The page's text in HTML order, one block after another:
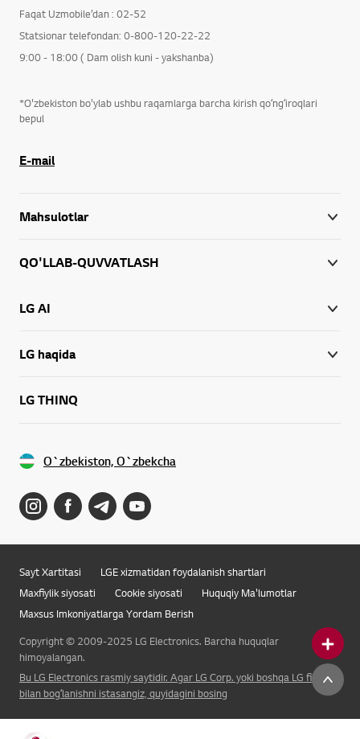
Faqat Uzmobile’dan : 02-52
Statsionar telefondan: 0-800-120-22-22
9:00 - 18:00 ( Dam olish kuni - yakshanba)
*O'zbekiston bo'ylab ushbu raqamlarga barcha kirish qoʻngʻiroqlari
bepul
E-mail
Mahsulotlar
QO'LLAB-QUVVATLASH
LG AI
LG haqida
LG THINQ
O`zbekiston, O`zbekcha
Sayt Xartitasi
LGE xizmatidan foydalanish shartlari
Maxfiylik siyosati
Cookie siyosati
Huquqiy Ma'lumotlar
Maxsus Imkoniyatlarga Yordam Berish
Copyright © 2009-2025 LG Electronics. Barcha huquqlar
himoyalangan.
Bu LG Electronics rasmiy saytidir. Agar LG Corp. yoki boshqa LG filiali
bilan bogʻlanishni istasangiz, quyidagini bosing